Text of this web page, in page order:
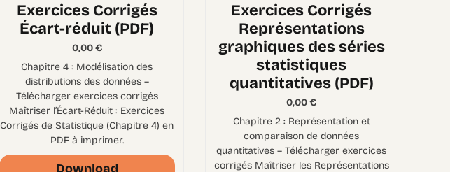
Exercices Corrigés
Écart-réduit (PDF)
0,00€
Chapitre 4 : Modélisation des
distributions des données –
Télécharger exercices corrigés
Maîtriser l’Écart-Réduit : Exercices
Corrigés de Statistique (Chapitre 4) en
PDF à imprimer.
Download
Exercices Corrigés
Représentations
graphiques des séries
statistiques
quantitatives (PDF)
0,00€
Chapitre 2 : Représentation et
comparaison de données
quantitatives – Télécharger exercices
corrigés Maîtriser les Représentations